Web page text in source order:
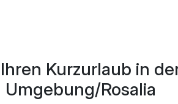
Kurzurlaub in
Umgebung/Rosalia